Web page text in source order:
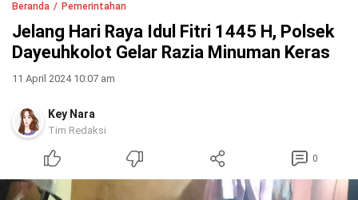
Beranda Pemerintahan
Jelang Hari Raya Idul Fitri 1445 H, Polsek
Dayeuhkolot Gelar Razia Minuman Keras
11 April 2024 10:07 am
Key Nara
Tim Redaksi
0